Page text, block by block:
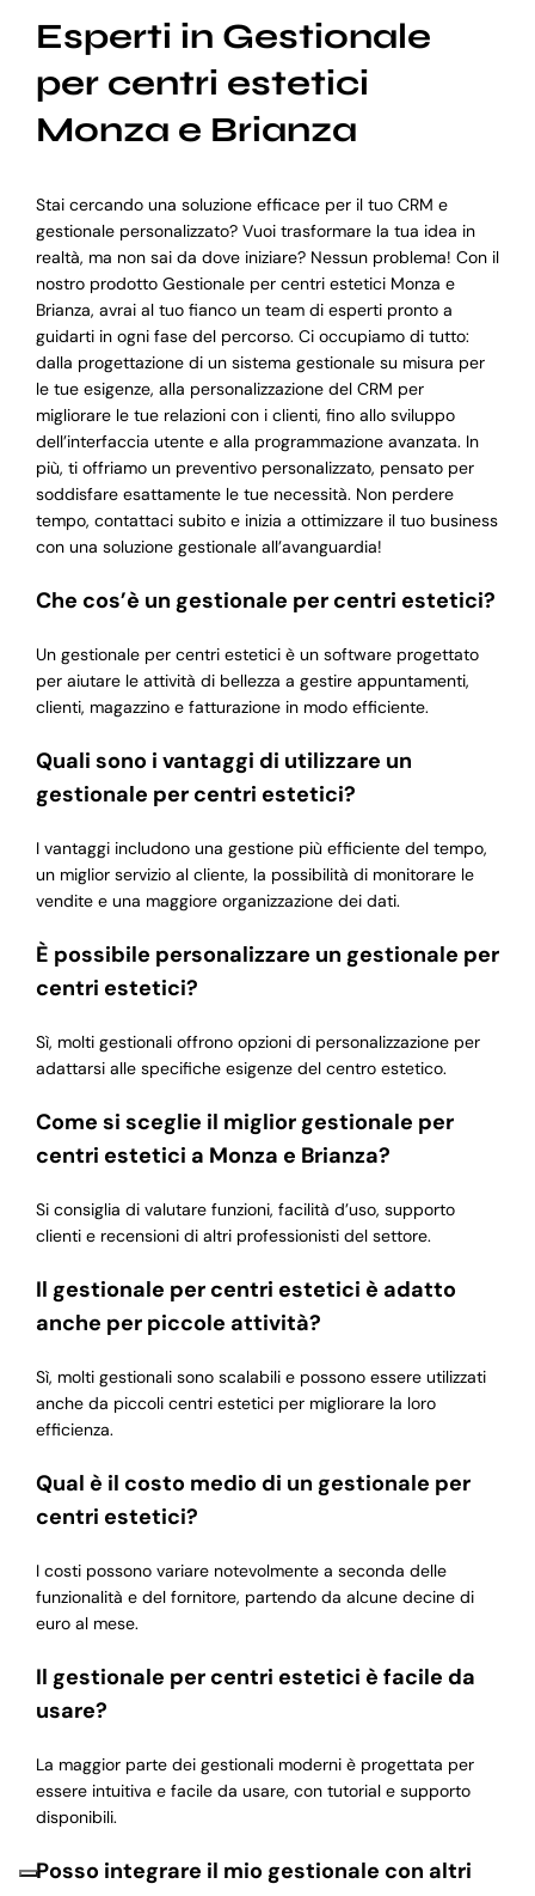
Esperti in Gestionale
per centri estetici
Monza e Brianza
Stai cercando una soluzione efficace per il tuo CRM e
gestionale personalizzato? Vuoi trasformare la tua idea in
realtà, ma non sai da dove iniziare? Nessun problema! Con il
nostro prodotto Gestionale per centri estetici Monza e
Brianza, avrai al tuo fianco un team di esperti pronto a
guidarti in ogni fase del percorso. Ci occupiamo di tutto:
dalla progettazione di un sistema gestionale su misura per
le tue esigenze, alla personalizzazione del CRM per
migliorare le tue relazioni con i clienti, fino allo sviluppo
dell’interfaccia utente e alla programmazione avanzata. In
più, ti offriamo un preventivo personalizzato, pensato per
soddisfare esattamente le tue necessità. Non perdere
tempo, contattaci subito e inizia a ottimizzare il tuo business
con una soluzione gestionale all’avanguardia!
Che cos’è un gestionale per centri estetici?
Un gestionale per centri estetici è un software progettato
per aiutare le attività di bellezza a gestire appuntamenti,
clienti, magazzino e fatturazione in modo efficiente.
Quali sono i vantaggi di utilizzare un
gestionale per centri estetici?
I vantaggi includono una gestione più efficiente del tempo,
un miglior servizio al cliente, la possibilità di monitorare le
vendite e una maggiore organizzazione dei dati.
È possibile personalizzare un gestionale per
centri estetici?
Sì, molti gestionali offrono opzioni di personalizzazione per
adattarsi alle specifiche esigenze del centro estetico.
Come si sceglie il miglior gestionale per
centri estetici a Monza e Brianza?
Si consiglia di valutare funzioni, facilità d’uso, supporto
clienti e recensioni di altri professionisti del settore.
Il gestionale per centri estetici è adatto
anche per piccole attività?
Sì, molti gestionali sono scalabili e possono essere utilizzati
anche da piccoli centri estetici per migliorare la loro
efficienza.
Qual è il costo medio di un gestionale per
centri estetici?
I costi possono variare notevolmente a seconda delle
funzionalità e del fornitore, partendo da alcune decine di
euro al mese.
Il gestionale per centri estetici è facile da
usare?
La maggior parte dei gestionali moderni è progettata per
essere intuitiva e facile da usare, con tutorial e supporto
disponibili.
Posso integrare il mio gestionale con altri